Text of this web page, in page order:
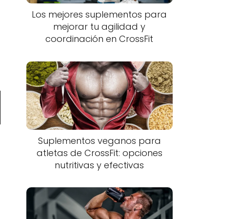
Los mejores suplementos para
mejorar tu agilidad y
coordinación en CrossFit
Suplementos veganos para
atletas de CrossFit: opciones
nutritivas y efectivas